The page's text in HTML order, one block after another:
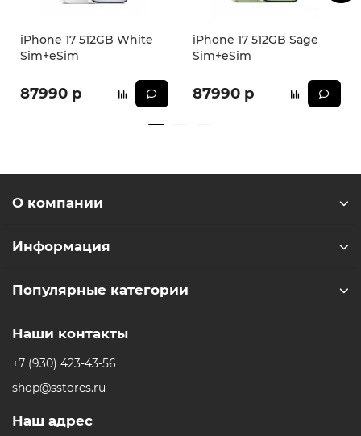
iPhone 17 512GB White
Sim+eSim
87990 р
iPhone 17 512GB Sage
Sim+eSim
87990 р
О компании
Информация
Популярные категории
Наши контакты
+7 (930) 423-43-56
shop@sstores.ru
Наш адрес